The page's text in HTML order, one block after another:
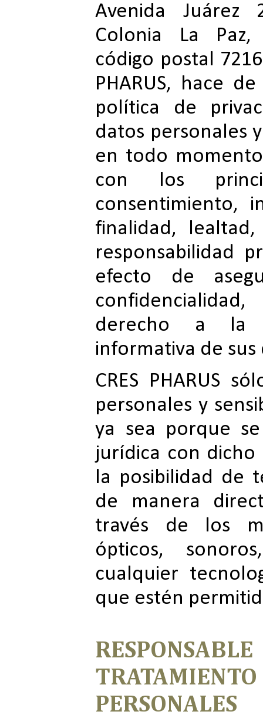
Avenida Juárez
Colonia La
código postal
PHARUS, hace
política de
datos personales
en todo
con los
consentimiento,
finalidad,
responsabilidad
efecto de
derecho a la
informativa de sus
CRES PHARUS
personales y
ya sea porque
jurídica con
la posibilidad de
de manera
través de los
ópticos,
cualquier
que estén
PERSONALES